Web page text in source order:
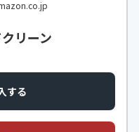
リーン
する